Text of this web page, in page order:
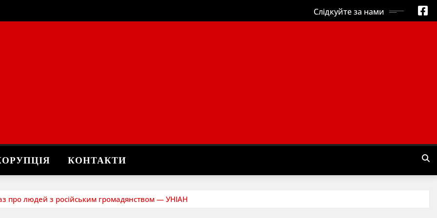
Слідкуйте за нами
КОНТАКТИ
про людей з російським громадянством — УНІАН